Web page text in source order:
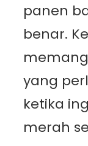
panen
benar.
yang
ketika
merah